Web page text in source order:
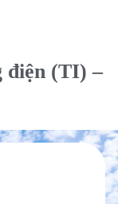
điện (TI) –